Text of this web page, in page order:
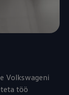
Volkswageni
töö